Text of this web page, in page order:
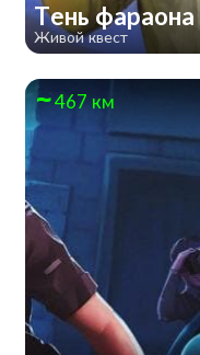
Тень фараона
Живой квест
467 км